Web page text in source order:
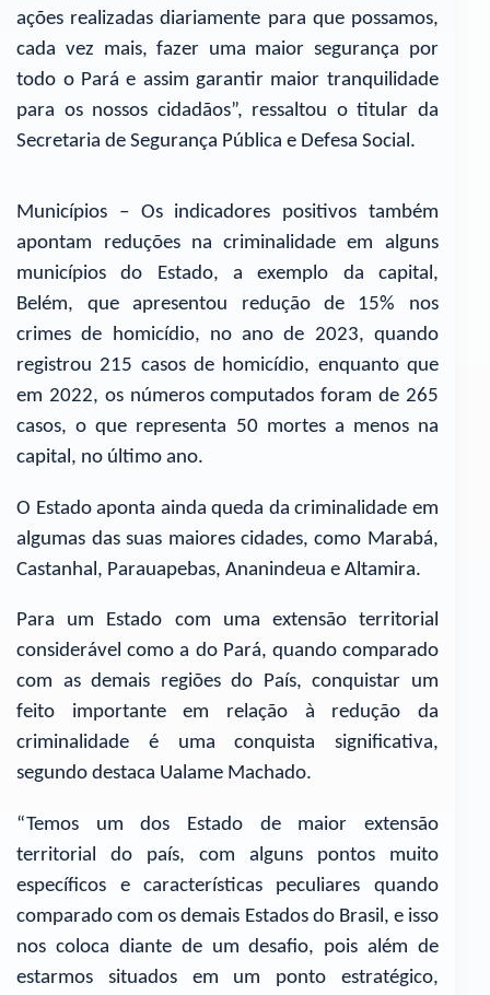
ações realizadas diariamente para que possamos,
cada vez mais, fazer uma maior segurança por
todo o Pará e assim garantir maior tranquilidade
para os nossos cidadãos”, ressaltou o titular da
Secretaria de Segurança Pública e Defesa Social.
Municípios – Os indicadores positivos também
apontam reduções na criminalidade em alguns
municípios do Estado, a exemplo da capital,
Belém, que apresentou redução de 15% nos
crimes de homicídio, no ano de 2023, quando
registrou 215 casos de homicídio, enquanto que
em 2022, os números computados foram de 265
casos, o que representa 50 mortes a menos na
capital, no último ano.
O Estado aponta ainda queda da criminalidade em
algumas das suas maiores cidades, como Marabá,
Castanhal, Parauapebas, Ananindeua e Altamira.
Para um Estado com uma extensão territorial
considerável como a do Pará, quando comparado
com as demais regiões do País, conquistar um
feito importante em relação à redução da
criminalidade é uma conquista significativa,
segundo destaca Ualame Machado.
“Temos um dos Estado de maior extensão
territorial do país, com alguns pontos muito
específicos e características peculiares quando
comparado com os demais Estados do Brasil, e isso
nos coloca diante de um desafio, pois além de
estarmos situados em um ponto estratégico,